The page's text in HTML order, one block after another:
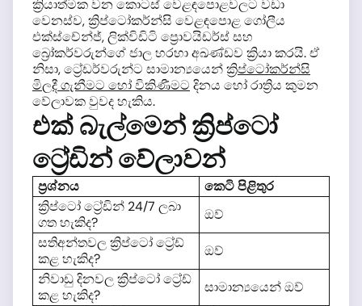
ක්‍රියාත්මක වන කොටස් වෙළඳපොළවලට වඩා
වෙනස්ව, ක්‍රිප්ටෝකර්න්සි වෙළඳපොළ ගෝලීය
එක්ස්චේන්ජ්, ලික්විඩිටි ප්‍රොවයිඩර්ස් සහ
බ්‍රෝකර්වරුන්ගේ ජාල හරහා අඛණ්ඩව ක්‍රියා කරයි. ඒ
නිසා, ට්‍රේඩර්වරුන්ට සාමාන්‍යයෙන්ක්‍රිප්ටෝකර්න්සි
මිලදී ගැනීමට හෝ විකිණීමට දිනය හෝ රාත්‍රිය කුමන
වේලාවක වුවද හැකිය.
එක් බැල්මෙන් ක්‍රිප්ටෝ
ට්‍රේඩින් වේලාවන්
ප්‍රශ්නය
කෙටි පිළිතුර
ක්‍රිප්ටෝ ට්‍රේඩින් 24/7 ලබා
ගත හැකිද?
ඔව්
සතිඅන්තවල ක්‍රිප්ටෝ ට්‍රේඩ්
කළ හැකිද?
ඔව්
නිවාඩු දිනවල ක්‍රිප්ටෝ ට්‍රේඩ්
කළ හැකිද?
සාමාන්‍යයෙන් ඔව්